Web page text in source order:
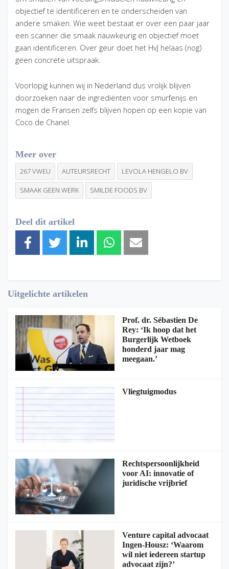
objectief te identificeren en te onderscheiden van
andere smaken. Wie weet bestaat er over een paar jaar
een scanner die smaak nauwkeurig en objectief moet
gaan identificeren. Over geur doet het HvJ helaas (nog)
geen concrete uitspraak.
Voorlopig kunnen wij in Nederland dus vrolijk blijven
doorzoeken naar de ingrediënten voor smurfenijs en
mogen de Fransen zelfs blijven hopen op een kopie van
Coco de Chanel.
Meer over
267 VWEU AUTEURSRECHT LEVOLA HENGELO BV
SMAAK GEEN WERK SMILDE FOODS BV
Deel dit artikel
Uitgelichte artikelen
Prof. dr. Sébastien De
Rey: ‘Ik hoop dat het
Burgerlijk Wetboek
honderd jaar mag
meegaan.’
Vliegtuigmodus
Rechtspersoonlijkheid
voor AI: innovatie of
juridische vrijbrief
Venture capital advocaat
Ingen-Housz: ‘Waarom
wil niet iedereen startup
advocaat zijn?’